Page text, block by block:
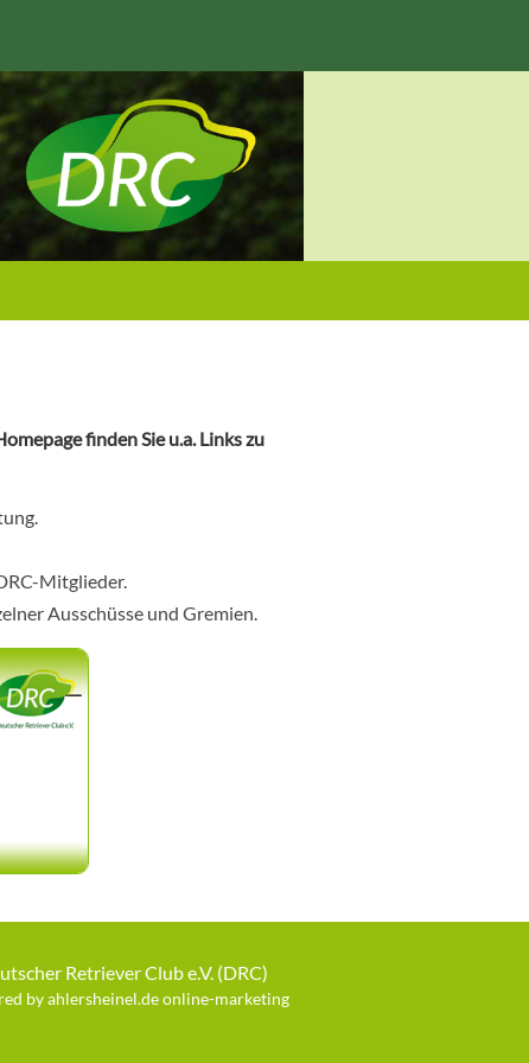
finden Sie u.a. Links zu
Mitglieder.
Ausschüsse und Gremien.
Retriever Club e.V. (DRC)
by ahlersheinel.de online-marketing